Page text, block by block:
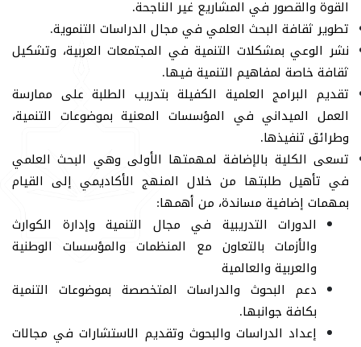
القوة والقصور في المشاريع غير الناجحة.
تطوير ثقافة البحث العلمي في مجال الدراسات التنموية.
نشر الوعي بمشكلات التنمية في المجتمعات العربية، وتشكيل
ثقافة خاصة لمفاهيم التنمية فيها.
تقديم البرامج العلمية الكفيلة بتدريب الطلبة على ممارسة
العمل الميداني في المؤسسات المعنية بموضوعات التنمية،
وطرائق تنفيذها.
تسعى الكلية بالإضافة لمهمتها الأولى وهي البحث العلمي
في تأهيل طلبتها من خلال المنهج الأكاديمي إلى القيام
بمهمات إضافية مساندة، من أهمها:
الدورات التدريبية في مجال التنمية وإدارة الكوارث
والأزمات بالتعاون مع المنظمات والمؤسسات الوطنية
والعربية والعالمية
دعم البحوث والدراسات المتخصصة بموضوعات التنمية
بكافة جوانبها.
إعداد الدراسات والبحوث وتقديم الاستشارات في مجالات